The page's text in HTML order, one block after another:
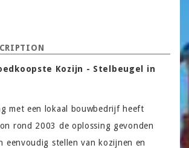
Kozijn - Stelbeugel in
met een lokaal bouwbedrijf heeft
rond 2003 de oplossing gevonden
eenvoudig stellen van kozijnen en